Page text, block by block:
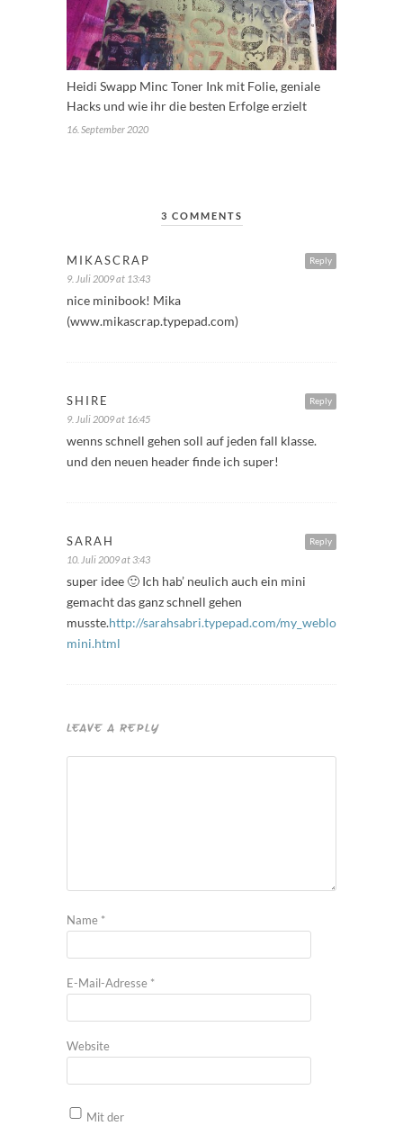
Heidi Swapp Minc Toner Ink mit Folie, geniale
Hacks und wie ihr die besten Erfolge erzielt
16. September 2020
3 COMMENTS
Reply
MIKASCRAP
9. Juli 2009 at 13:43
nice minibook! Mika
(www.mikascrap.typepad.com)
Reply
SHIRE
9. Juli 2009 at 16:45
wenns schnell gehen soll auf jeden fall klasse.
und den neuen header finde ich super!
Reply
SARAH
10. Juli 2009 at 3:43
super idee 🙂 Ich hab’ neulich auch ein mini
gemacht das ganz schnell gehen
musste.http://sarahsabri.typepad.com/my_weblog/2009/06/
mini.html
LEAVE A REPLY
Name *
E-Mail-Adresse *
Website
Mit der